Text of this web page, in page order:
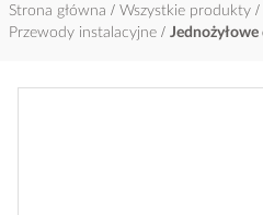
Strona główna Wszystkie produkty
Przewody instalacyjne